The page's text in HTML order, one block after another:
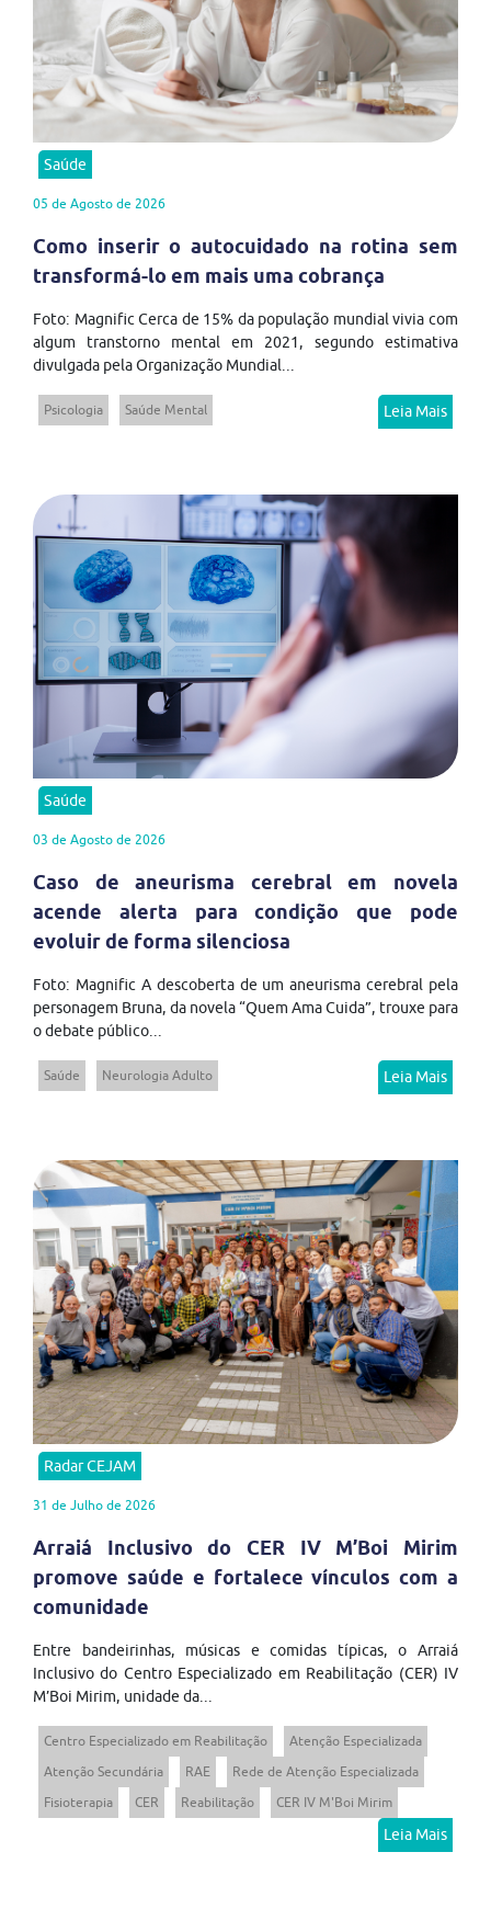
Saúde
05 de Agosto de 2026
Como inserir o autocuidado na rotina sem
transformá-lo em mais uma cobrança
Foto: Magnific Cerca de 15% da população mundial vivia com
algum transtorno mental em 2021, segundo estimativa
divulgada pela Organização Mundial...
Psicologia Saúde Mental Leia Mais
Saúde
03 de Agosto de 2026
Caso de aneurisma cerebral em novela
acende alerta para condição que pode
evoluir de forma silenciosa
Foto: Magnific A descoberta de um aneurisma cerebral pela
personagem Bruna, da novela “Quem Ama Cuida”, trouxe para
o debate público...
Saúde Neurologia Adulto Leia Mais
Radar CEJAM
31 de Julho de 2026
Arraiá Inclusivo do CER IV M’Boi Mirim
promove saúde e fortalece vínculos com a
comunidade
Entre bandeirinhas, músicas e comidas típicas, o Arraiá
Inclusivo do Centro Especializado em Reabilitação (CER) IV
M’Boi Mirim, unidade da...
Centro Especializado em Reabilitação
Atenção Especializada
Atenção Secundária
RAE
Rede de Atenção Especializada
Fisioterapia
CER Reabilitação CER IV M'Boi Mirim
Leia Mais